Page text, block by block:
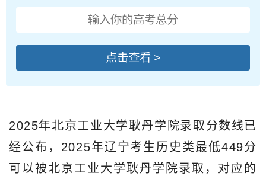
点击查看 >
2025年北京工业大学耿丹学院录取分数线已
经公布，2025年辽宁考生历史类最低449分
可以被北京工业大学耿丹学院录取，对应的